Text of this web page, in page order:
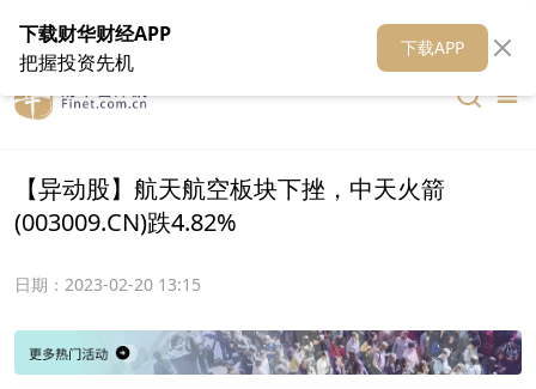
在线客服 关于我们 财华媒体矩阵 财华智库
【异动股】航天航空板块下挫，中天火箭
(003009.CN)跌4.82%
日期： 2023-02-20 13:15
下载财华财经APP
把握投资先机
下载APP